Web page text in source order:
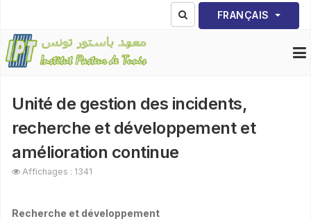
Sélectionnez votre
FRANÇAIS
Unité de gestion des incidents,
recherche et développement et
amélioration continue
Affichages : 1341
Recherche et développement